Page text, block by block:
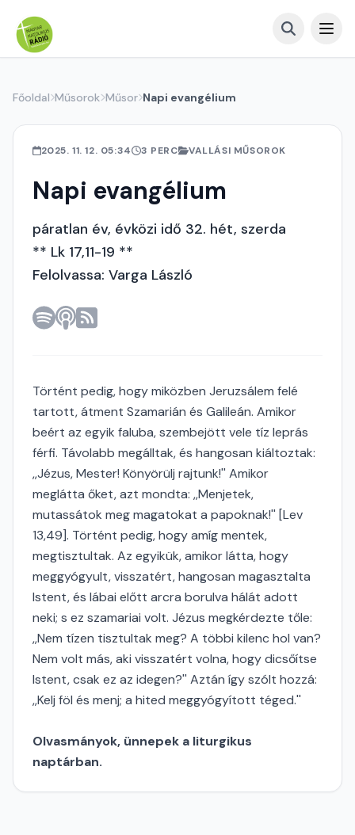
Főoldal Műsorok Műsor Napi evangélium
2025. 11. 12. 05:34 3 PERC VALLÁSI MŰSOROK
Napi evangélium
páratlan év, évközi idő 32. hét, szerda
** Lk 17,11-19 **
Felolvassa: Varga László
Történt pedig, hogy miközben Jeruzsálem felé
tartott, átment Szamarián és Galileán. Amikor
beért az egyik faluba, szembejött vele tíz leprás
férfi. Távolabb megálltak, és hangosan kiáltoztak:
,,Jézus, Mester! Könyörülj rajtunk!'' Amikor
meglátta őket, azt mondta: ,,Menjetek,
mutassátok meg magatokat a papoknak!'' [Lev
13,49]. Történt pedig, hogy amíg mentek,
megtisztultak. Az egyikük, amikor látta, hogy
meggyógyult, visszatért, hangosan magasztalta
Istent, és lábai előtt arcra borulva hálát adott
neki; s ez szamariai volt. Jézus megkérdezte tőle:
,,Nem tízen tisztultak meg? A többi kilenc hol van?
Nem volt más, aki visszatért volna, hogy dicsőítse
Istent, csak ez az idegen?'' Aztán így szólt hozzá:
,,Kelj föl és menj; a hited meggyógyított téged.''
Olvasmányok, ünnepek a liturgikus
naptárban.